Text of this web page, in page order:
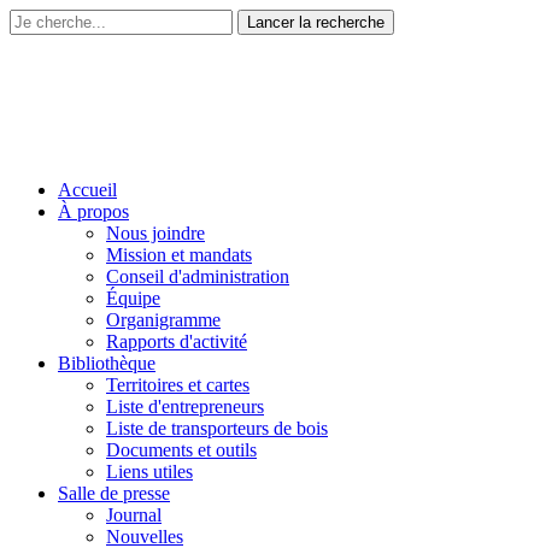
Accueil
À propos
Nous joindre
Mission et mandats
Conseil d'administration
Équipe
Organigramme
Rapports d'activité
Bibliothèque
Territoires et cartes
Liste d'entrepreneurs
Liste de transporteurs de bois
Documents et outils
Liens utiles
Salle de presse
Journal
Nouvelles